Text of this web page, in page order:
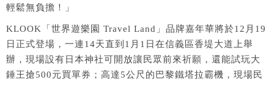
輕鬆無負擔！」
KLOOK「世界遊樂園 Travel Land」品牌嘉年華將於12月19
日正式登場，一連14天直到1月1日在信義區香堤大道上舉
辦，現場設有日本神社可開放讓民眾前來祈願，還能試玩大
錘王搶500元買單券；高達5公尺的巴黎鐵塔拉霸機，現場民